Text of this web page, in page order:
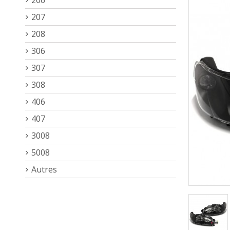
207
208
306
307
308
406
407
3008
5008
Autres